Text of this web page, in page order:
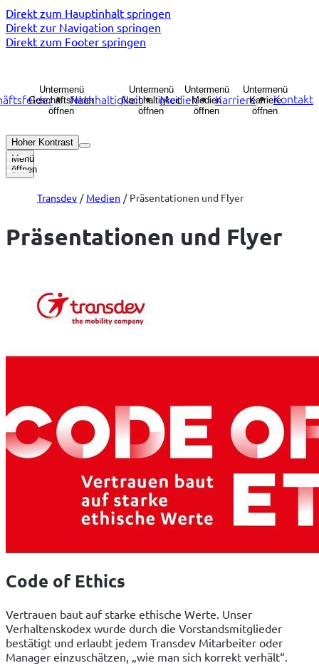
Direkt zum Hauptinhalt springen
Direkt zur Navigation springen
Direkt zum Footer springen
Untermenü
Geschäftsfelder
öffnen
Nachhaltigkeit
Untermenü
Nachhaltigkeit
öffnen
Medien
Untermenü
Medien
öffnen
Karriere
Untermenü
Karriere
öffnen
Kontakt
Hoher Kontrast
Menü
öffnen
Transdev Medien Präsentationen und Flyer
Präsentationen und Flyer
Code of Ethics
Vertrauen baut auf starke ethische Werte. Unser
Verhaltenskodex wurde durch die Vorstandsmitglieder
bestätigt und erlaubt jedem Transdev Mitarbeiter oder
Manager einzuschätzen, „wie man sich korrekt verhält“.